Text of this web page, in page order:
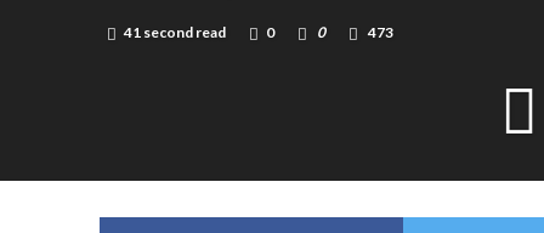
41 second read 0 0 473